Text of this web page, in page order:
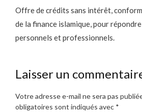
Offre de crédits sans intérêt,
de la finance islamique, pour
personnels et professionnels.
Laisser un
Votre adresse e-mail ne sera pas
obligatoires sont indiqués avec *